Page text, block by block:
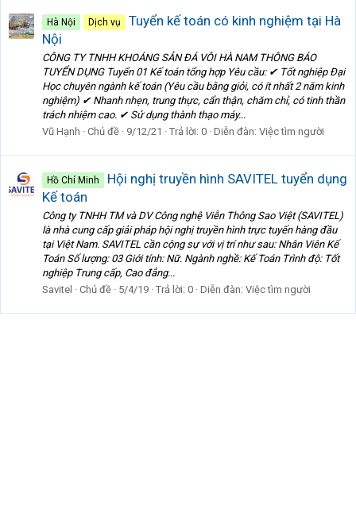
Hà Nội Dịch vụ
Tuyển kế toán có kinh nghiệm tại Hà
Nội
CÔNG TY TNHH KHOÁNG SẢN ĐÁ VÔI HÀ NAM THÔNG BÁO
TUYỂN DỤNG Tuyển 01 Kế toán tổng hợp Yêu cầu: ✔ Tốt nghiệp Đại
Học chuyên ngành kế toán (Yêu cầu bằng giỏi, có ít nhất 2 năm kinh
nghiệm) ✔ Nhanh nhẹn, trung thực, cẩn thận, chăm chỉ, có tinh thần
trách nhiệm cao. ✔ Sử dụng thành thạo máy...
Vũ Hạnh
Chủ đề 9/12/21 Trả lời: 0 Diễn đàn: Việc tìm người
Hồ Chí Minh
Hội nghị truyền hình SAVITEL tuyển dụng
Kế toán
Công ty TNHH TM và DV Công nghệ Viễn Thông Sao Việt (SAVITEL)
là nhà cung cấp giải pháp hội nghị truyền hình trực tuyến hàng đầu
tại Việt Nam. SAVITEL cần cộng sự với vị trí như sau: Nhân Viên Kế
Toán Số lượng: 03 Giới tính: Nữ. Ngành nghề: Kế Toán Trình độ: Tốt
nghiệp Trung cấp, Cao đẳng...
Savitel
Chủ đề 5/4/19 Trả lời: 0 Diễn đàn: Việc tìm người